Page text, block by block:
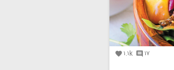
۱.۱k  ۱۷ 